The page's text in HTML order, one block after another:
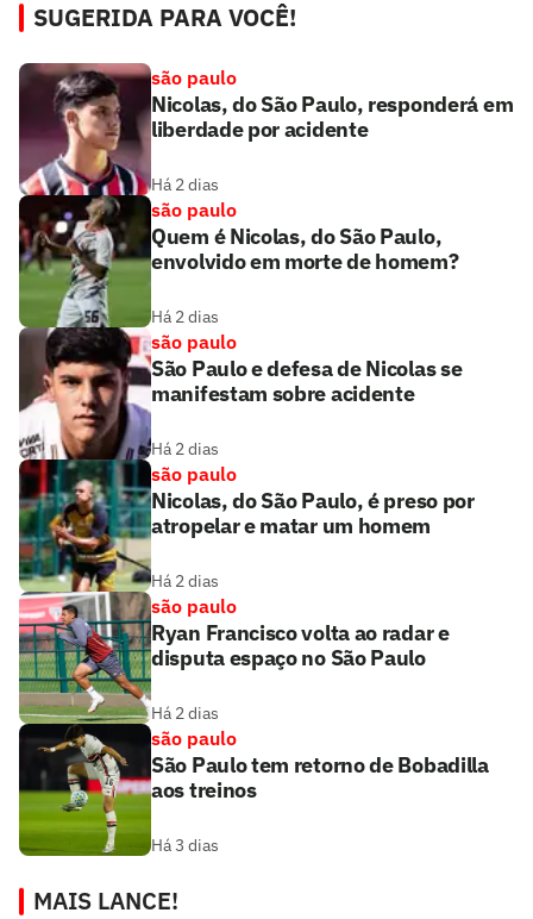
SUGERIDA PARA VOCÊ!
são paulo
Nicolas, do São Paulo, responderá em
liberdade por acidente
Há 2 dias
são paulo
Quem é Nicolas, do São Paulo,
envolvido em morte de homem?
Há 2 dias
são paulo
São Paulo e defesa de Nicolas se
manifestam sobre acidente
Há 2 dias
são paulo
Nicolas, do São Paulo, é preso por
atropelar e matar um homem
Há 2 dias
são paulo
Ryan Francisco volta ao radar e
disputa espaço no São Paulo
Há 2 dias
são paulo
São Paulo tem retorno de Bobadilla
aos treinos
Há 3 dias
MAIS LANCE!